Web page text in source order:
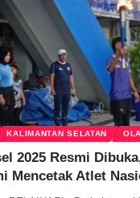
KALIMANTAN SELATAN
2025 Resmi
Mencetak Atlet